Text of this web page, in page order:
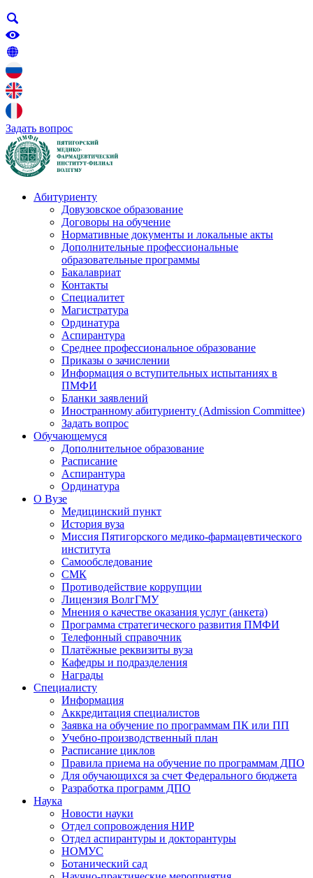
Задать вопрос
Абитуриенту
Довузовское образование
Договоры на обучение
Нормативные документы и локальные акты
Дополнительные профессиональные
образовательные программы
Бакалавриат
Контакты
Специалитет
Магистратура
Ординатура
Аспирантура
Среднее профессиональное образование
Приказы о зачислении
Информация о вступительных испытаниях в
ПМФИ
Бланки заявлений
Иностранному абитуриенту (Admission Committee)
Задать вопрос
Обучающемуся
Дополнительное образование
Расписание
Аспирантура
Ординатура
О Вузе
Медицинский пункт
История вуза
Миссия Пятигорского медико-фармацевтического
института
Самообследование
СМК
Противодействие коррупции
Лицензия ВолгГМУ
Мнения о качестве оказания услуг (анкета)
Программа стратегического развития ПМФИ
Телефонный справочник
Платёжные реквизиты вуза
Кафедры и подразделения
Награды
Специалисту
Информация
Аккредитация специалистов
Заявка на обучение по программам ПК или ПП
Учебно-производственный план
Расписание циклов
Правила приема на обучение по программам ДПО
Для обучающихся за счет Федерального бюджета
Разработка программ ДПО
Наука
Новости науки
Отдел сопровождения НИР
Отдел аспирантуры и докторантуры
НОМУС
Ботанический сад